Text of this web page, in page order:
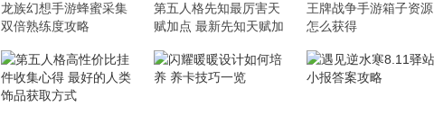
龙族幻想手游蜂蜜采集
双倍熟练度攻略
第五人格先知最厉害天
赋加点 最新先知天赋加
王牌战争手游箱子资源
怎么获得